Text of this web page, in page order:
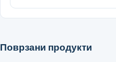
Поврзани продукти